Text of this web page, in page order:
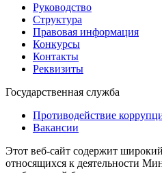
Руководство
Структура
Правовая информация
Конкурсы
Контакты
Реквизиты
Государственная служба
Противодействие
Вакансии
Этот веб-сайт содержит
относящихся к деятельности